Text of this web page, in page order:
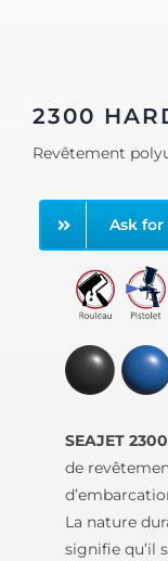
2300
Revêtement
Ask
SEAJET
de
La nature
signifie qu’il